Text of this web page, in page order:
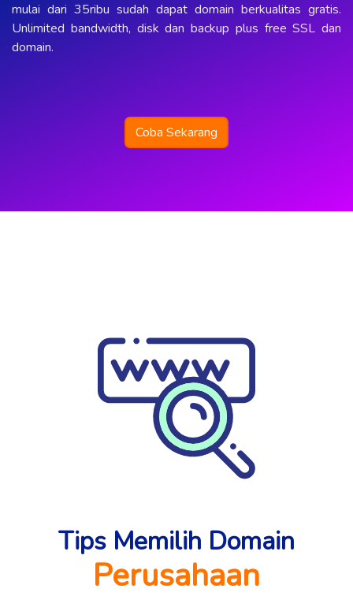
mulai dari 35ribu sudah dapat domain berkualitas gratis.
Unlimited bandwidth, disk dan backup plus free SSL dan
domain.
Coba Sekarang
Tips Memilih Domain
Perusahaan